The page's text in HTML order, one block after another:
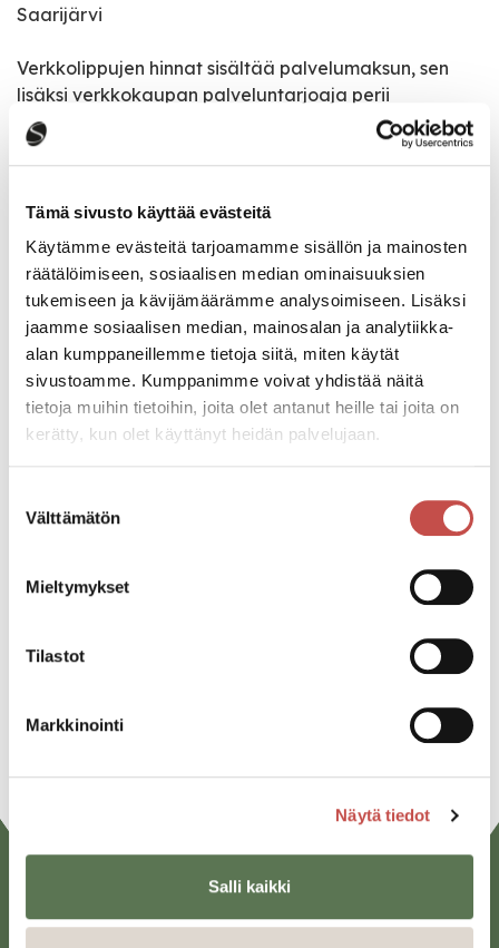
Tämä sivusto käyttää evästeitä
Käytämme evästeitä tarjoamamme sisällön ja mainosten
räätälöimiseen, sosiaalisen median ominaisuuksien
tukemiseen ja kävijämäärämme analysoimiseen. Lisäksi
jaamme sosiaalisen median, mainosalan ja analytiikka-
alan kumppaneillemme tietoja siitä, miten käytät
sivustoamme. Kumppanimme voivat yhdistää näitä
tietoja muihin tietoihin, joita olet antanut heille tai joita on
kerätty, kun olet käyttänyt heidän palvelujaan.
valinta
Välttämätön
Mieltymykset
Tilastot
Markkinointi
Näytä tiedot
Salli kaikki
Saarijärvi
Verkkolippujen hinnat sisältää palvelumaksun, sen
lisäksi verkkokaupan palveluntarjoaja perii
tilauskohtaisen tilausmaksun 1,50 € + 0,65 tilauksen
hinnasta %
Alle 12-vuotiaat pääsevät ikärajattomiin tilaisuuksiin
maksutta maksavan aikuisen kanssa, 12 – alle 18v.
liput 15€/nuori
Katso lisätiedot käytettävissä olevista työsuhde-
eduista (sivun alaosa): https://kirmot.fi/ohjelma/
Katso kaikki tapahtumat
Facebook
URL